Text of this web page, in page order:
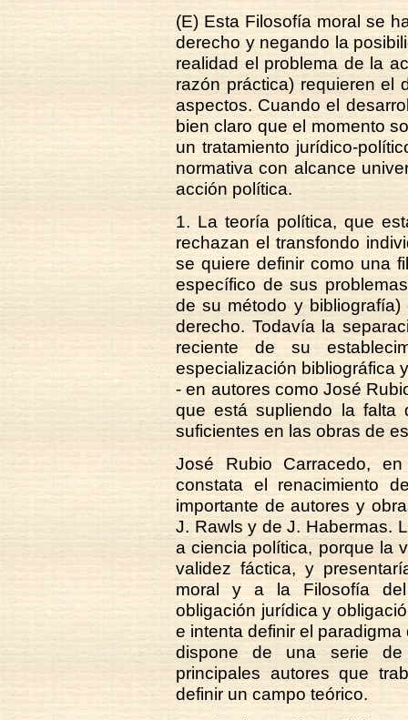
(E) Esta Filosofía moral se
derecho y negando la
realidad el problema de la
razón práctica) requieren el
aspectos. Cuando el
bien claro que el momento
un tratamiento jurídico-
normativa con alcance
acción política.
1. La teoría política, que
rechazan el transfondo
se quiere definir como una
específico de sus
de su método y
derecho. Todavía la
reciente de su
especialización bibliográfica
- en autores como José
que está supliendo la falta
suficientes en las obras de
José Rubio Carracedo,
constata el renacimiento
importante de autores y
J. Rawls y de J. Habermas.
a ciencia política, porque la
validez fáctica, y
moral y a la Filosofía del
obligación jurídica y
e intenta definir el
dispone de una serie
principales autores que
definir un campo teórico.